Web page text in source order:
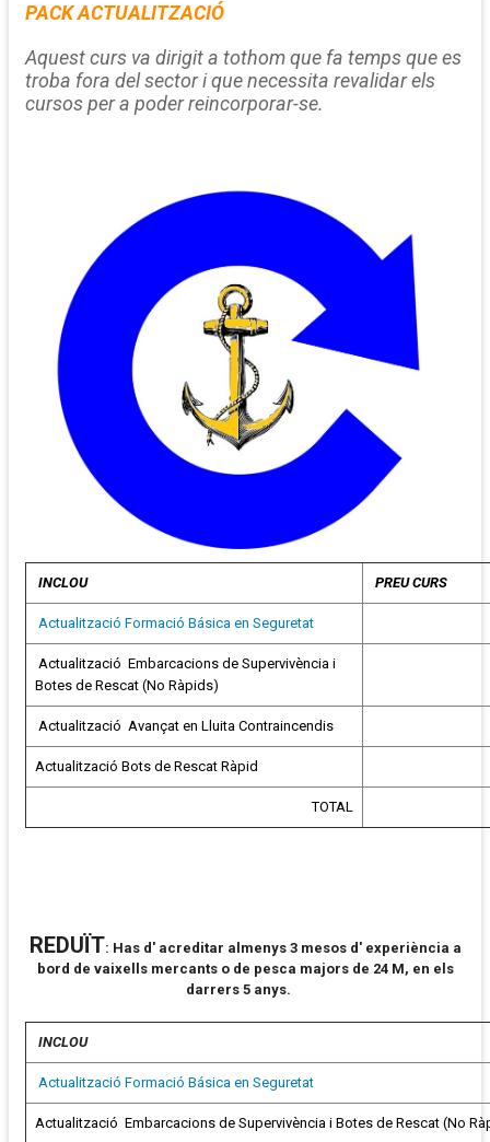
PACK ACTUALITZACIÓ
Aquest curs va dirigit a tothom que fa temps que es
troba fora del sector i que necessita revalidar els
cursos per a poder reincorporar-se.
INCLOU PREU CURS
Actualització Formació Básica en Seguretat
Actualització Embarcacions de Supervivència i
Botes de Rescat (No Ràpids)
Actualització Avançat en Lluita Contraincendis
Actualització Bots de Rescat Ràpid
TOTAL
REDUÏT: Has d' acreditar almenys 3 mesos d' experiència a
bord de vaixells mercants o de pesca majors de 24 M, en els
darrers 5 anys.
INCLOU
Actualització Formació Básica en Seguretat
Actualització Embarcacions de Supervivència i Botes de Rescat (No